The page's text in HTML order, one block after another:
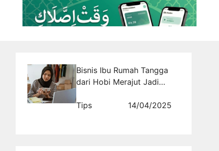
Bisnis Ibu Rumah Tangga
dari Hobi Merajut Jadi
Tips
14/04/2025